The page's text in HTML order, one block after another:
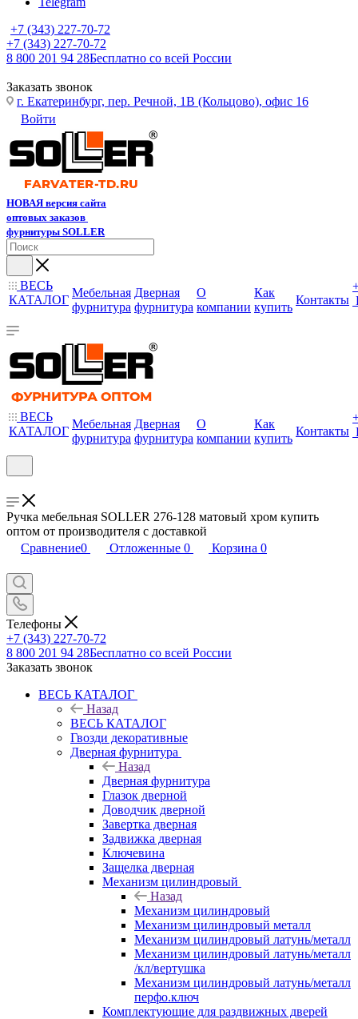
+7 (343) 227-70-72
+7 (343) 227-70-72
8 800 201 94 28Бесплатно со всей России
Заказать звонок
г. Екатеринбург, пер. Речной, 1В (Кольцово), офис 16
Войти
НОВАЯ версия сайта
оптовых заказов
фурнитуры SOLLER
ВЕСЬ
КАТАЛОГ
Мебельная
фурнитура
Дверная
фурнитура
О
компании
Как
купить
Контакты
ВЕСЬ
КАТАЛОГ
Мебельная
фурнитура
Дверная
фурнитура
О
компании
Как
купить
Контакты
Ручка мебельная SOLLER 276-128 матовый хром купить
оптом от производителя с доставкой
Сравнение0 Отложенные 0 Корзина 0
Телефоны
+7 (343) 227-70-72
8 800 201 94 28Бесплатно со всей России
Заказать звонок
ВЕСЬ КАТАЛОГ
Назад
ВЕСЬ КАТАЛОГ
Гвозди декоративные
Дверная фурнитура
Назад
Дверная фурнитура
Глазок дверной
Доводчик дверной
Завертка дверная
Задвижка дверная
Ключевина
Защелка дверная
Механизм цилиндровый
Назад
Механизм цилиндровый
Механизм цилиндровый металл
Механизм цилиндровый латунь/металл
Механизм цилиндровый латунь/металл
/кл/вертушка
Механизм цилиндровый латунь/металл
перфо.ключ
Комплектующие для раздвижных дверей